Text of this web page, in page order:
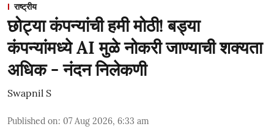
राष्ट्रीय
छोट्या कंपन्यांची हमी मोठी! बड्या
कंपन्यांमध्ये AI मुळे नोकरी जाण्याची शक्यता
अधिक - नंदन निलेकणी
Swapnil S
Published on: 07 Aug 2026, 6:33 am